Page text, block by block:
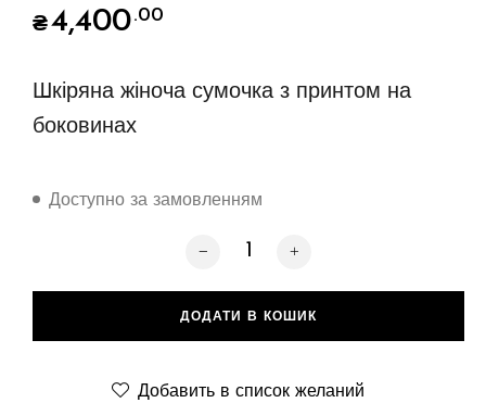
₴4,400.00
Шкіряна жіноча сумочка з принтом на
боковинах
Доступно за замовленням
Printside Croco 1, black кількість
ДОДАТИ В КОШИК
Добавить в список желаний